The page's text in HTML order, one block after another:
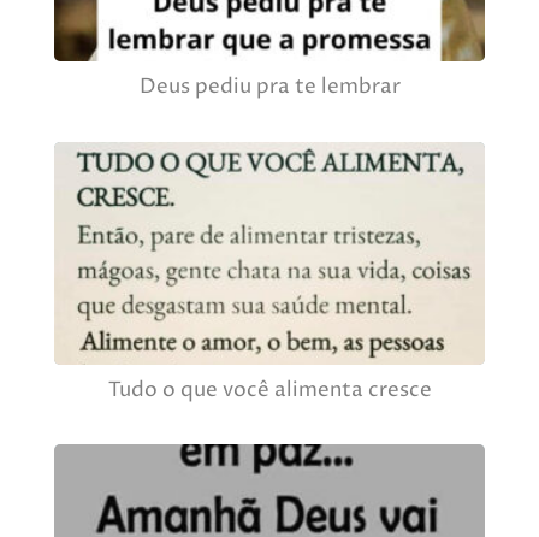
Deus pediu pra te lembrar
Tudo o que você alimenta cresce